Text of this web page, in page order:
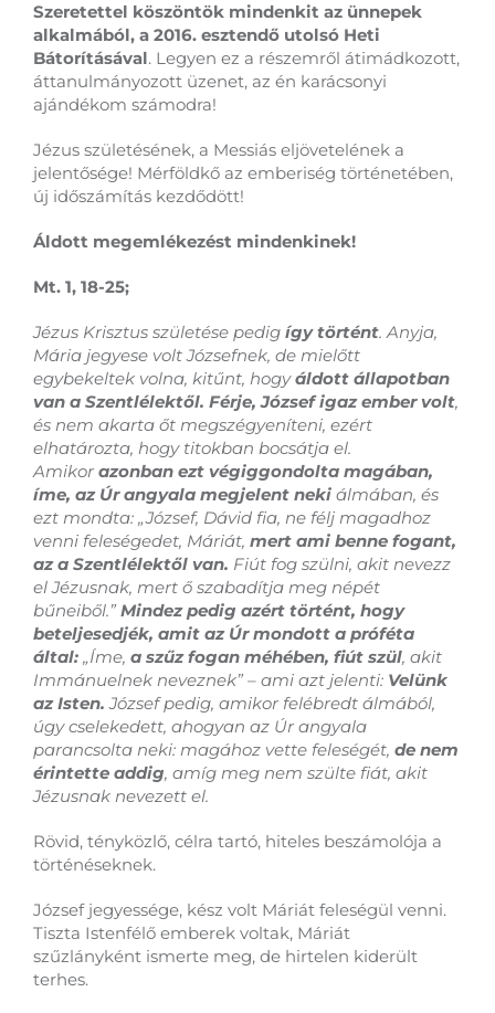
Szeretettel köszöntök mindenkit az ünnepek
alkalmából, a 2016. esztendő utolsó Heti
Bátorításával. Legyen ez a részemről átimádkozott,
áttanulmányozott üzenet, az én karácsonyi
ajándékom számodra!
Jézus születésének, a Messiás eljövetelének a
jelentősége! Mérföldkő az emberiség történetében,
új időszámítás kezdődött!
Áldott megemlékezést mindenkinek!
Mt. 1, 18-25;
Jézus Krisztus születése pedig így történt. Anyja,
Mária jegyese volt Józsefnek, de mielőtt
egybekeltek volna, kitűnt, hogyáldott állapotban
van a Szentlélektől. Férje, József igaz ember volt,
és nem akarta őt megszégyeníteni, ezért
elhatározta, hogy titokban bocsátja el.
Amikorazonban ezt végiggondolta magában,
íme, az Úr angyala megjelent neki álmában, és
ezt mondta: „József, Dávid fia, ne félj magadhoz
venni feleségedet, Máriát, mert ami benne fogant,
az a Szentlélektől van. Fiút fog szülni, akit nevezz
el Jézusnak, mert ő szabadítja meg népét
bűneiből.” Mindez pedig azért történt, hogy
beteljesedjék, amit az Úr mondott a próféta
által: „Íme, a szűz fogan méhében, fiút szül, akit
Immánuelnek neveznek” – ami azt jelenti: Velünk
az Isten.József pedig, amikor felébredt álmából,
úgy cselekedett, ahogyan az Úr angyala
parancsolta neki: magához vette feleségét, de nem
érintette addig, amíg meg nem szülte fiát, akit
Jézusnak nevezett el.
Rövid, tényközlő, célra tartó, hiteles beszámolója a
történéseknek.
József jegyessége, kész volt Máriát feleségül venni.
Tiszta Istenfélő emberek voltak, Máriát
szűzlányként ismerte meg, de hirtelen kiderült
terhes.